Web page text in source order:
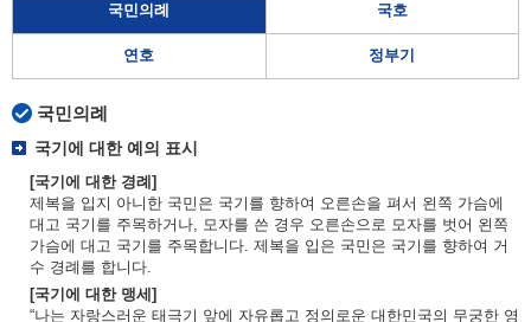
국민의례 국호
연호 정부기
국민의례
국기에 대한 예의 표시
[국기에 대한 경례]
제복을 입지 아니한 국민은 국기를 향하여 오른손을 펴서 왼쪽 가슴에
대고 국기를 주목하거나, 모자를 쓴 경우 오른손으로 모자를 벗어 왼쪽
가슴에 대고 국기를 주목합니다. 제복을 입은 국민은 국기를 향하여 거
수 경례를 합니다.
[국기에 대한 맹세]
“나는 자랑스러운 태극기 앞에 자유롭고 정의로운 대한민국의 무궁한 영